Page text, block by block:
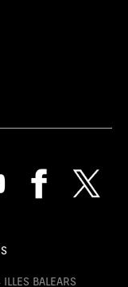
BALEARS